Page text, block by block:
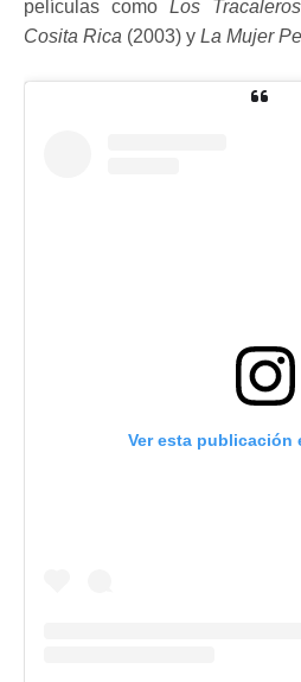
películas comoLos Tracaleros
Cosita Rica (2003) y La Mujer
Ver esta publicación